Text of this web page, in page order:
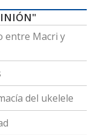
entre Macri y
del ukelele